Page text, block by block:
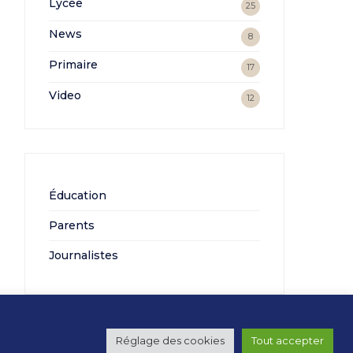
Lycée 25
News 8
Primaire 17
Video 12
Éducation
Parents
Journalistes
Réglage des cookies Tout accepter